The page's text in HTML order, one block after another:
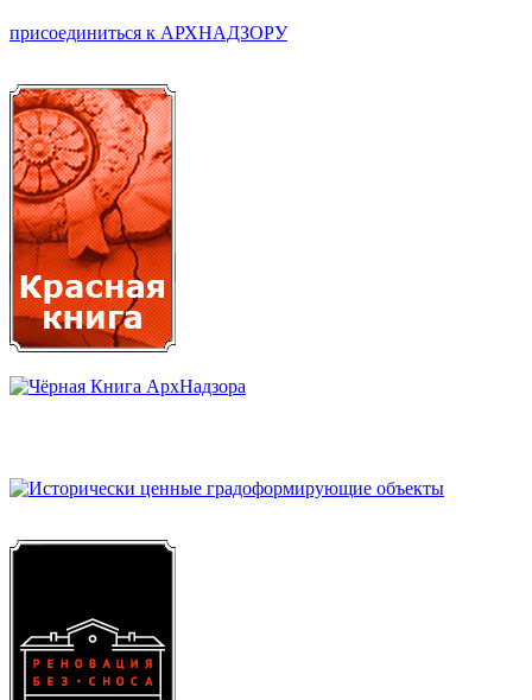
присоединиться к АРХНАДЗОРУ